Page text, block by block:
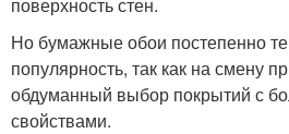
Но бумажные обои постепенно
популярность, так как на смену
обдуманный выбор покрытий с
свойствами.